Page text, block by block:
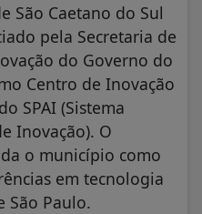
São Caetano do Sul
pela Secretaria de
do Governo do
Centro de Inovação
SPAI (Sistema
Inovação). O
o município como
em tecnologia
São Paulo.